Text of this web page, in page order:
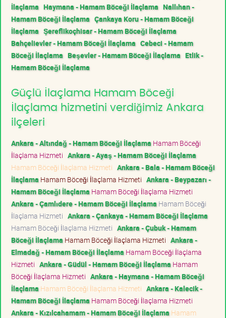
İlaçlama Haymana - Hamam Böceği İlaçlama Nallıhan -
Hamam Böceği İlaçlama Çankaya Koru - Hamam Böceği
İlaçlama Şereflikoçhisar - Hamam Böceği İlaçlama
Bahçelievler - Hamam Böceği İlaçlama Cebeci - Hamam
Böceği İlaçlama Beşevler - Hamam Böceği İlaçlama Etlik -
Hamam Böceği İlaçlama
Güçlü İlaçlama Hamam Böceği
İlaçlama hizmetini verdiğimiz Ankara
ilçeleri
Ankara - Altındağ - Hamam Böceği İlaçlama Hamam Böceği
İlaçlama Hizmeti Ankara - Ayaş - Hamam Böceği İlaçlama
Hamam Böceği İlaçlama Hizmeti Ankara - Bala - Hamam Böceği
İlaçlama Hamam Böceği İlaçlama Hizmeti Ankara - Beypazarı -
Hamam Böceği İlaçlama Hamam Böceği İlaçlama Hizmeti
Ankara - Çamlıdere - Hamam Böceği İlaçlama Hamam Böceği
İlaçlama Hizmeti Ankara - Çankaya - Hamam Böceği İlaçlama
Hamam Böceği İlaçlama Hizmeti Ankara - Çubuk - Hamam
Böceği İlaçlama Hamam Böceği İlaçlama Hizmeti Ankara -
Elmadağ - Hamam Böceği İlaçlama Hamam Böceği İlaçlama
Hizmeti Ankara - Güdül - Hamam Böceği İlaçlama Hamam
Böceği İlaçlama Hizmeti Ankara - Haymana - Hamam Böceği
İlaçlama Hamam Böceği İlaçlama Hizmeti Ankara - Kalecik -
Hamam Böceği İlaçlama Hamam Böceği İlaçlama Hizmeti
Ankara - Kızılcahamam - Hamam Böceği İlaçlama Hamam